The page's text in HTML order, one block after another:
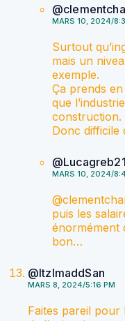
MARS 10, 2024/
Surtout
mais un
exemple.
Ça prends
que
construction.
Donc difficile
@Lucagreb21
MARS 10, 2024/
puis les
énormément
bon…
@ItzImaddSan
MARS 8, 2024/5:16 PM
Faites pareil pour